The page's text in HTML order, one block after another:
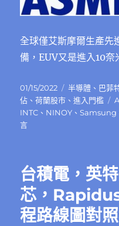
全球僅艾斯摩爾⽣產先
備，EUV⼜是進入10奈
發
佈
日
期:
01/15/2022
分
類
半導體 、 巴菲
佔 、荷蘭股市 、進入門檻
INTC 、 NINOY 、Samsung
言
台積電，英
芯，
程路線圖對